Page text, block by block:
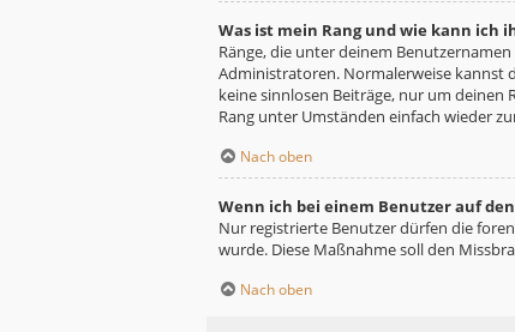
Was ist mein Rang und wie kann ich
Ränge, die unter deinem
Administratoren. Normalerweise kannst
keine sinnlosen Beiträge, nur um
Rang unter Umständen einfach wieder
Nach oben
Wenn ich bei einem Benutzer auf
Nur registrierte Benutzer dürfen die
wurde. Diese Maßnahme soll den
Nach oben